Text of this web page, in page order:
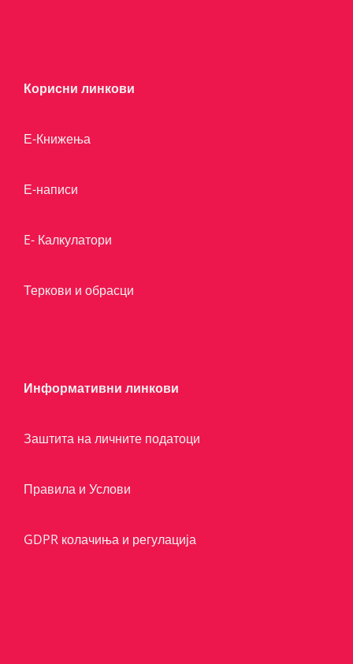
Корисни линкови
Е-Книжења
Е-написи
E- Калкулатори
Теркови и обрасци
Информативни линкови
Заштита на личните податоци
Правила и Услови
GDPR колачиња и регулација